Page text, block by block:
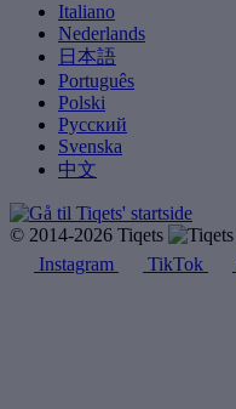
Italiano
Nederlands
日本語
Português
Polski
Русский
Svenska
中文
© 2014-2026 Tiqets
Instagram
TikTok